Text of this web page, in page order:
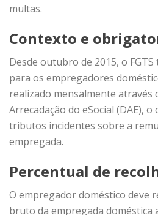
multas.
Contexto e
Desde outubro de 2015, o
para os empregadores
realizado mensalmente através
Arrecadação do eSocial (DAE),
tributos incidentes sobre a
empregada.
Percentual de
O empregador doméstico deve
bruto da empregada doméstica